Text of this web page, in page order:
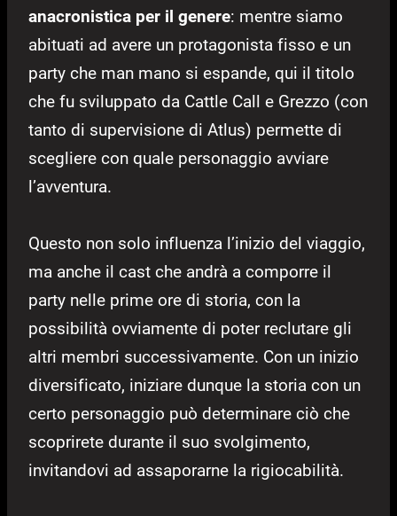
anacronistica per il genere: mentre siamo
abituati ad avere un protagonista fisso e un
party che man mano si espande, qui il titolo
che fu sviluppato da Cattle Call e Grezzo (con
tanto di supervisione di Atlus) permette di
scegliere con quale personaggio avviare
l’avventura.
Questo non solo influenza l’inizio del viaggio,
ma anche il cast che andrà a comporre il
party nelle prime ore di storia, con la
possibilità ovviamente di poter reclutare gli
altri membri successivamente. Con un inizio
diversificato, iniziare dunque la storia con un
certo personaggio può determinare ciò che
scoprirete durante il suo svolgimento,
invitandovi ad assaporarne la rigiocabilità.